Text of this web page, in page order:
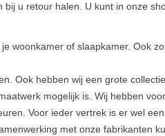
u retour halen. U kunt in onze
woonkamer of slaapkamer. Ook
Ook hebben wij een grote
mogelijk is. Wij hebben
Voor ieder vertrek is er wel
met onze fabrikanten